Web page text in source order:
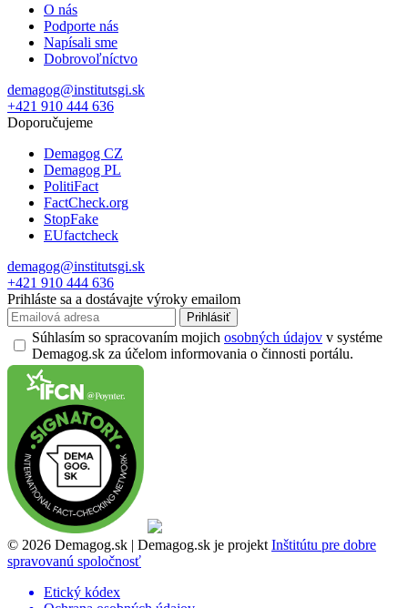
O nás
Podporte nás
Napísali sme
Dobrovoľníctvo
demagog@institutsgi.sk
+421 910 444 636
Doporučujeme
Demagog CZ
Demagog PL
PolitiFact
FactCheck.org
StopFake
EUfactcheck
demagog@institutsgi.sk
+421 910 444 636
Prihláste sa a dostávajte výroky emailom
Prihlásiť
Súhlasím so spracovaním mojich osobných údajov v systéme
Demagog.sk za účelom informovania o činnosti portálu.
© 2026 Demagog.sk | Demagog.sk je projekt Inštitútu pre dobre
spravovanú spoločnosť
Etický kódex